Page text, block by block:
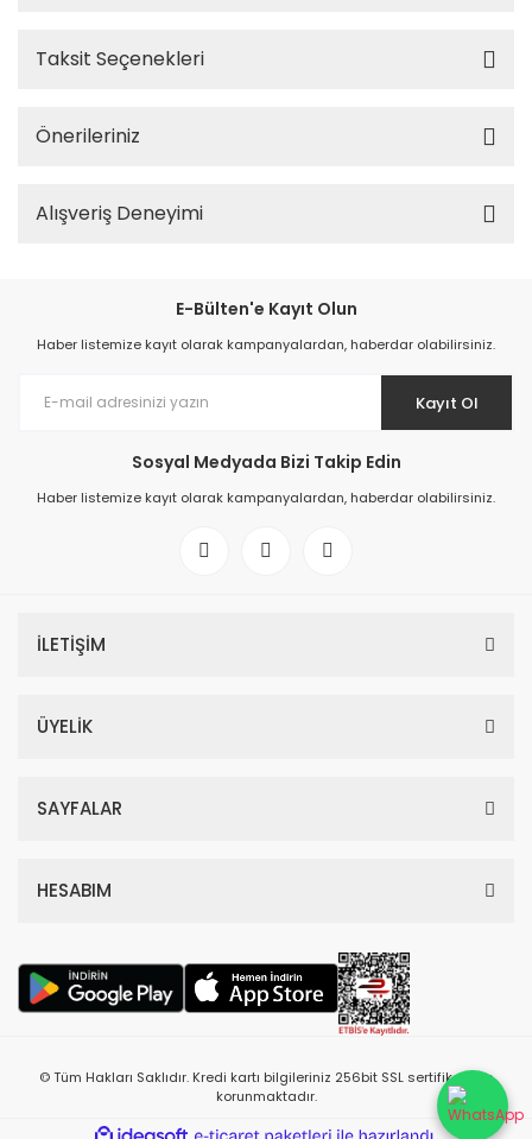
Taksit Seçenekleri
Önerileriniz
Alışveriş Deneyimi
E-Bülten'e Kayıt Olun
Haber listemize kayıt olarak kampanyalardan, haberdar olabilirsiniz.
Kayıt Ol
Sosyal Medyada Bizi Takip Edin
Haber listemize kayıt olarak kampanyalardan, haberdar olabilirsiniz.
İLETİŞİM
ÜYELİK
SAYFALAR
HESABIM
© Tüm Hakları Saklıdır. Kredi kartı bilgileriniz 256bit SSL sertifikası ile
korunmaktadır.
ideasoft ile